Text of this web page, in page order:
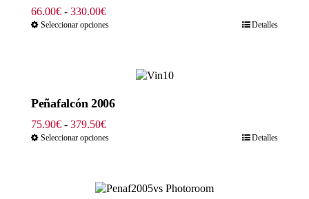
66.00€ - 330.00€Rango
de
Seleccionar opciones Detalles
Peñafalcón 2006
75.90€ - 379.50€Rango
de
hasta
Seleccionar opciones Detalles